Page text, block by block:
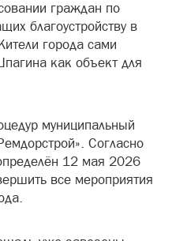
граждан по
благоустройству в
города сами
как объект для
муниципальный
Согласно
12 мая 2026
все мероприятия